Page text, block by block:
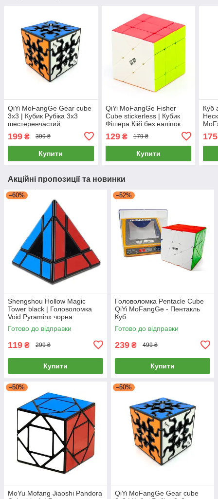
QiYi MoFangGe Gear cube
3x3 | Кубик Рубіка 3х3
шестеренчастий
199 ₴ 399 ₴
Купити
QiYi MoFangGe Fisher
Cube stickerless | Кубик
Фішера Кійі без наліпок
129₴ 179 ₴
Купити
Куб
175
Акційні пропозиції та новинки
–60%
Shengshou Hollow Magic
Tower black | Головоломка
Void Pyraminx чорна
Готово до відправки
119 ₴ 299 ₴
Купити
–52%
Головоломка Pentacle Cube
QiYi MoFangGe - Пентакль
Куб
Готово до відправки
239 ₴ 499 ₴
Купити
–50%
MoYu Mofang Jiaoshi Pandora
–50%
QiYi MoFangGe Gear cube